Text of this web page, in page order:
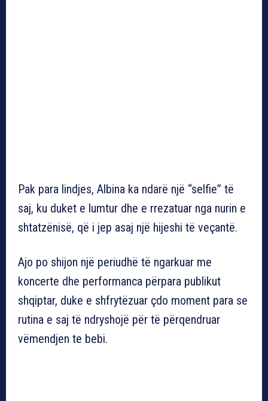
Pak para lindjes, Albina ka ndarë një “selfie” të
saj, ku duket e lumtur dhe e rrezatuar nga nurin e
shtatzënisë, që i jep asaj një hijeshi të veçantë.
Ajo po shijon një periudhë të ngarkuar me
koncerte dhe performanca përpara publikut
shqiptar, duke e shfrytëzuar çdo moment para se
rutina e saj të ndryshojë për të përqendruar
vëmendjen te bebi.